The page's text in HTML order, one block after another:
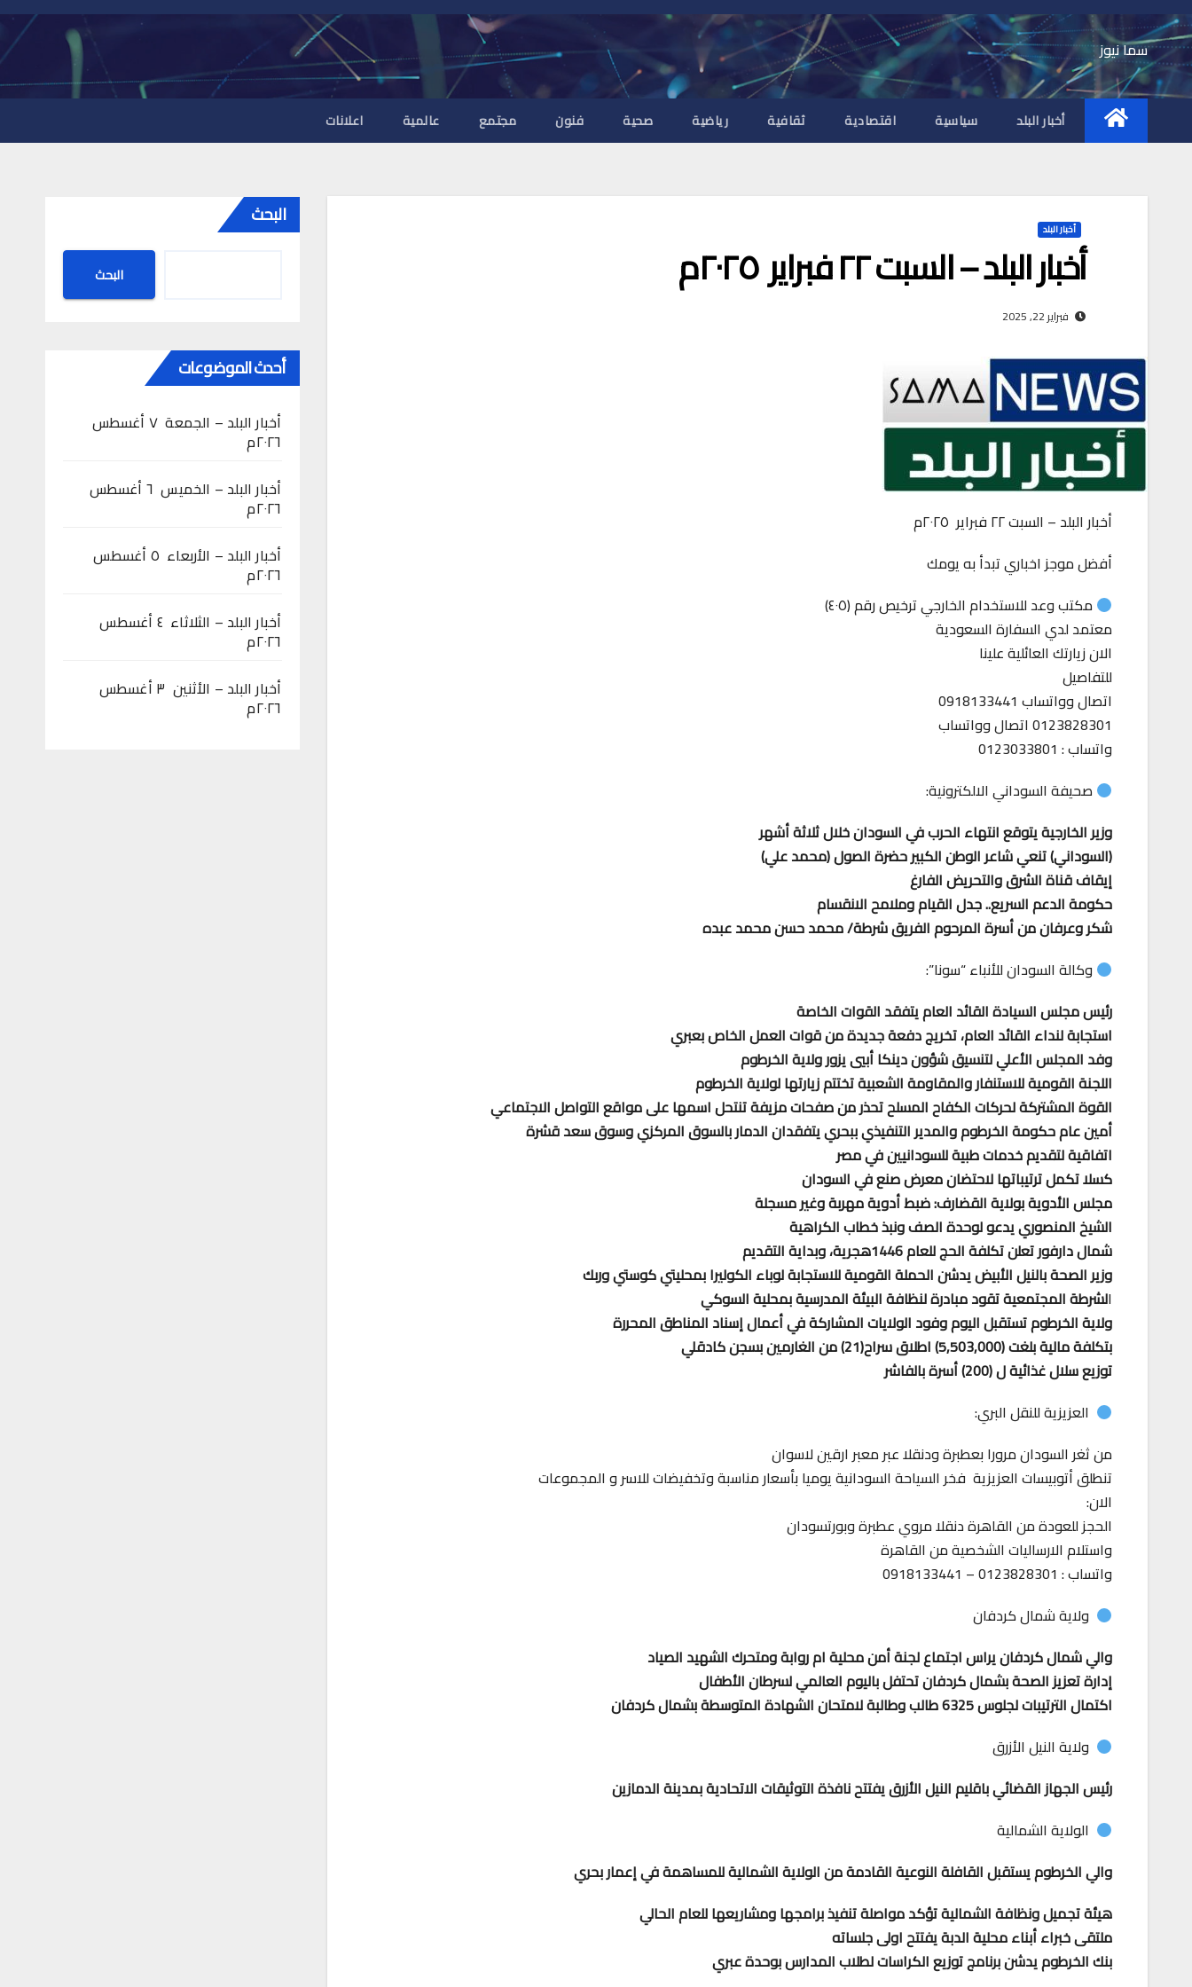
Skip
to
content
سما نيوز
أخبار البلد سياسية اقتصادية ثقافية رياضية صحية فنون مجتمع عالمية اعلانات
أخبار البلد
أخبار البلد – السبت ٢٢ فبراير ٢٠٢٥م
فبراير 22, 2025
أخبار البلد – السبت ٢٢ فبراير ٢٠٢٥م
أفضل موجز اخباري تبدأ به يومك
مكتب وعد للاستخدام الخارجي ترخيص رقم (٤٠٥)
معتمد لدي السفارة السعودية
الان زيارتك العائلية علينا
للتفاصيل
اتصال وواتساب 0918133441
0123828301 اتصال وواتساب
واتساب : 0123033801
صحيفة السوداني الالكترونية:
وزير الخارجية يتوقع انتهاء الحرب في السودان خلال ثلاثة أشهر
(السوداني) تنعي شاعر الوطن الكبير حضرة الصول (محمد علي)
إيقاف قناة الشرق والتحريض الفارغ
حكومة الدعم السريع.. جدل القيام وملامح الانقسام
شكر وعرفان من أسرة المرحوم الفريق شرطة/ محمد حسن محمد عبده
وكالة السودان للأنباء “سونا”:
رئيس مجلس السيادة القائد العام يتفقد القوات الخاصة
استجابة لنداء القائد العام، تخريج دفعة جديدة من قوات العمل الخاص بعبري
وفد المجلس الأعلي لتنسيق شؤون دينكا أبيي يزور ولاية الخرطوم
اللجنة القومية للاستنفار والمقاومة الشعبية تختتم زيارتها لولاية الخرطوم
القوة المشتركة لحركات الكفاح المسلح تحذر من صفحات مزيفة تنتحل اسمها على مواقع التواصل الاجتماعي
أمين عام حكومة الخرطوم والمدير التنفيذي ببحري يتفقدان الدمار بالسوق المركزي وسوق سعد قشرة
اتفاقية لتقديم خدمات طبية للسودانيين في مصر
كسلا تكمل ترتيباتها لاحتضان معرض صنع في السودان
مجلس الأدوية بولاية القضارف: ضبط أدوية مهربة وغير مسجلة
الشيخ المنصوري يدعو لوحدة الصف ونبذ خطاب الكراهية
شمال دارفور تعلن تكلفة الحج للعام 1446هجرية، وبداية التقديم
وزير الصحة بالنيل الأبيض يدشن الحملة القومية للاستجابة لوباء الكوليرا بمحليتي كوستي وربك
الشرطة المجتمعية تقود مبادرة لنظافة البيئة المدرسية بمحلية السوكي
ولاية الخرطوم تستقبل اليوم وفود الولايات المشاركة في أعمال إسناد المناطق المحررة
بتكلفة مالية بلغت (5,503,000) اطلاق سراح(21) من الغارمين بسجن كادقلي
توزيع سلال غذائية ل (200) أسرة بالفاشر
العزيزية للنقل البري:
من ثغر السودان مرورا بعطبرة ودنقلا عبر معبر ارقين لاسوان
تنطلق أتوبيسات العزيزية فخر السياحة السودانية يوميا بأسعار مناسبة وتخفيضات للاسر و المجموعات
الان:
الحجز للعودة من القاهرة دنقلا مروي عطبرة وبورتسودان
واستلام الارساليات الشخصية من القاهرة
واتساب : 0123828301 – 0918133441
ولاية شمال كردفان
والي شمال كردفان يراس اجتماع لجنة أمن محلية ام روابة ومتحرك الشهيد الصياد
إدارة تعزيز الصحة بشمال كردفان تحتفل باليوم العالمي لسرطان الأطفال
اكتمال الترتيبات لجلوس 6325 طالب وطالبة لامتحان الشهادة المتوسطة بشمال كردفان
ولاية النيل الأزرق
رئيس الجهاز القضائي باقليم النيل الأزرق يفتتح نافذة التوثيقات الاتحادية بمدينة الدمازين
الولاية الشمالية
والي الخرطوم يستقبل القافلة النوعية القادمة من الولاية الشمالية للمساهمة في إعمار بحري
هيئة تجميل ونظافة الشمالية تؤكد مواصلة تنفيذ برامجها ومشاريعها للعام الحالي
ملتقى خبراء أبناء محلية الدبة يفتتح اولى جلساته
بنك الخرطوم يدشن برنامج توزيع الكراسات لطلاب المدارس بوحدة عبري
البحث
البحث
أحدث الموضوعات
أخبار البلد – الجمعة ٧ أغسطس
٢٠٢٦م
أخبار البلد – الخميس ٦ أغسطس
٢٠٢٦م
أخبار البلد – الأربعاء ٥ أغسطس
٢٠٢٦م
أخبار البلد – الثلاثاء ٤ أغسطس
٢٠٢٦م
أخبار البلد – الأثنين ٣ أغسطس
٢٠٢٦م